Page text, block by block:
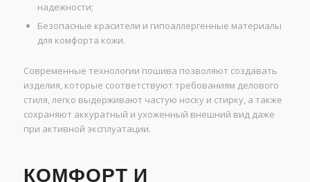
надежности;
Безопасные красители и гипоаллергенные материалы
для комфорта кожи.
Современные технологии пошива позволяют создавать
изделия, которые соответствуют требованиям делового
стиля, легко выдерживают частую носку и стирку, а также
сохраняют аккуратный и ухоженный внешний вид даже
при активной эксплуатации.
КОМФОРТ И